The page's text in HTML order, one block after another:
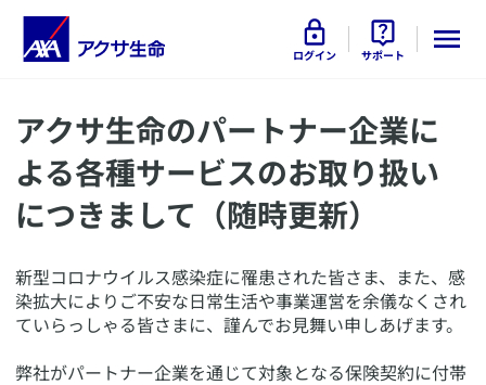
ログイン サポート
​アクサ生命のパートナー企業に
よる各種サービスのお取り扱い
につきまして（随時更新）
​新型コロナウイルス感染症に罹患された皆さま、また、感
染拡大によりご不安な日常生活や事業運営を余儀なくされ
ていらっしゃる皆さまに、謹んでお見舞い申しあげます。
弊社がパートナー企業を通じて対象となる保険契約に付帯